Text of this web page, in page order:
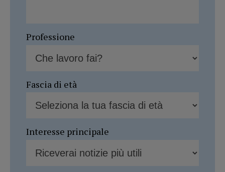
Professione
Fascia di età
Interesse principale